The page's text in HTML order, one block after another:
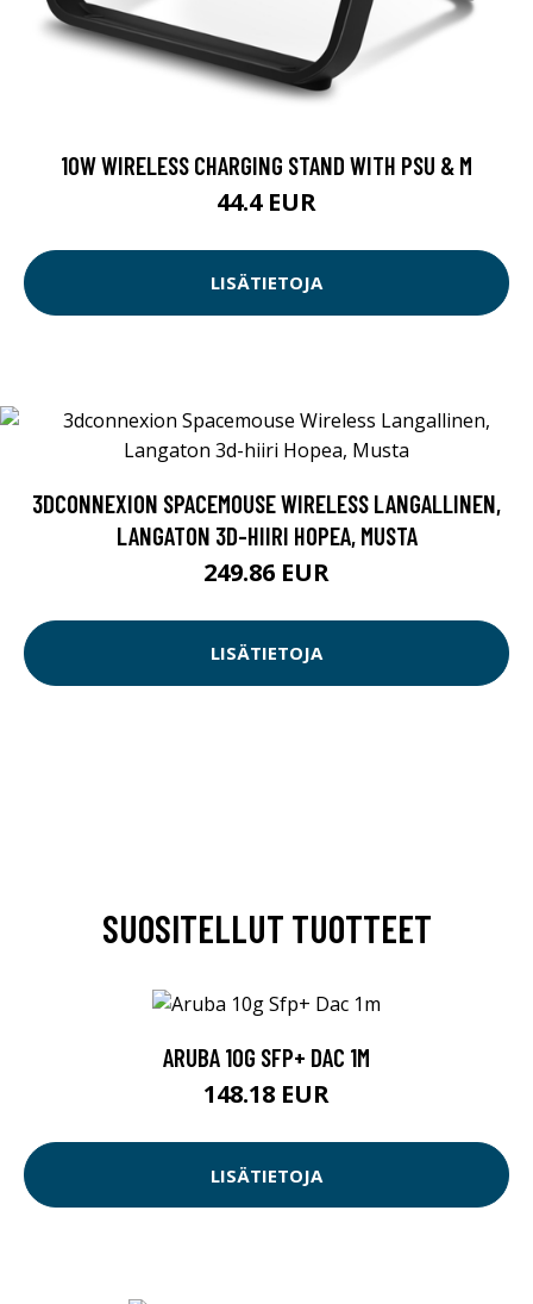
10W WIRELESS CHARGING STAND WITH PSU & M
44.4 EUR
LISÄTIETOJA
3DCONNEXION SPACEMOUSE WIRELESS LANGALLINEN,
LANGATON 3D-HIIRI HOPEA, MUSTA
249.86 EUR
LISÄTIETOJA
SUOSITELLUT TUOTTEET
ARUBA 10G SFP+ DAC 1M
148.18 EUR
LISÄTIETOJA